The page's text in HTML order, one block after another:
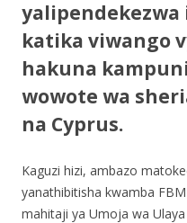
katika viwango
hakuna
wowote wa
na Cyprus.
Kaguzi hizi, ambazo
yanathibitisha kwamba
mahitaji ya Umoja wa